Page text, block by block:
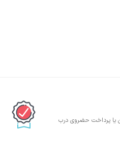
یا پرداخت حضروی درب